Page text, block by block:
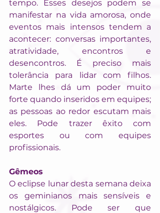
tempo. Esses desejos podem se
manifestar na vida amorosa, onde
eventos mais intensos tendem a
acontecer: conversas importantes,
atratividade, encontros e
desencontros. É preciso mais
tolerância para lidar com filhos.
Marte lhes dá um poder muito
forte quando inseridos em equipes;
as pessoas ao redor escutam mais
eles. Pode trazer êxito com
esportes ou com equipes
profissionais.
Gêmeos
O eclipse lunar desta semana deixa
os geminianos mais sensíveis e
nostálgicos. Pode ser que